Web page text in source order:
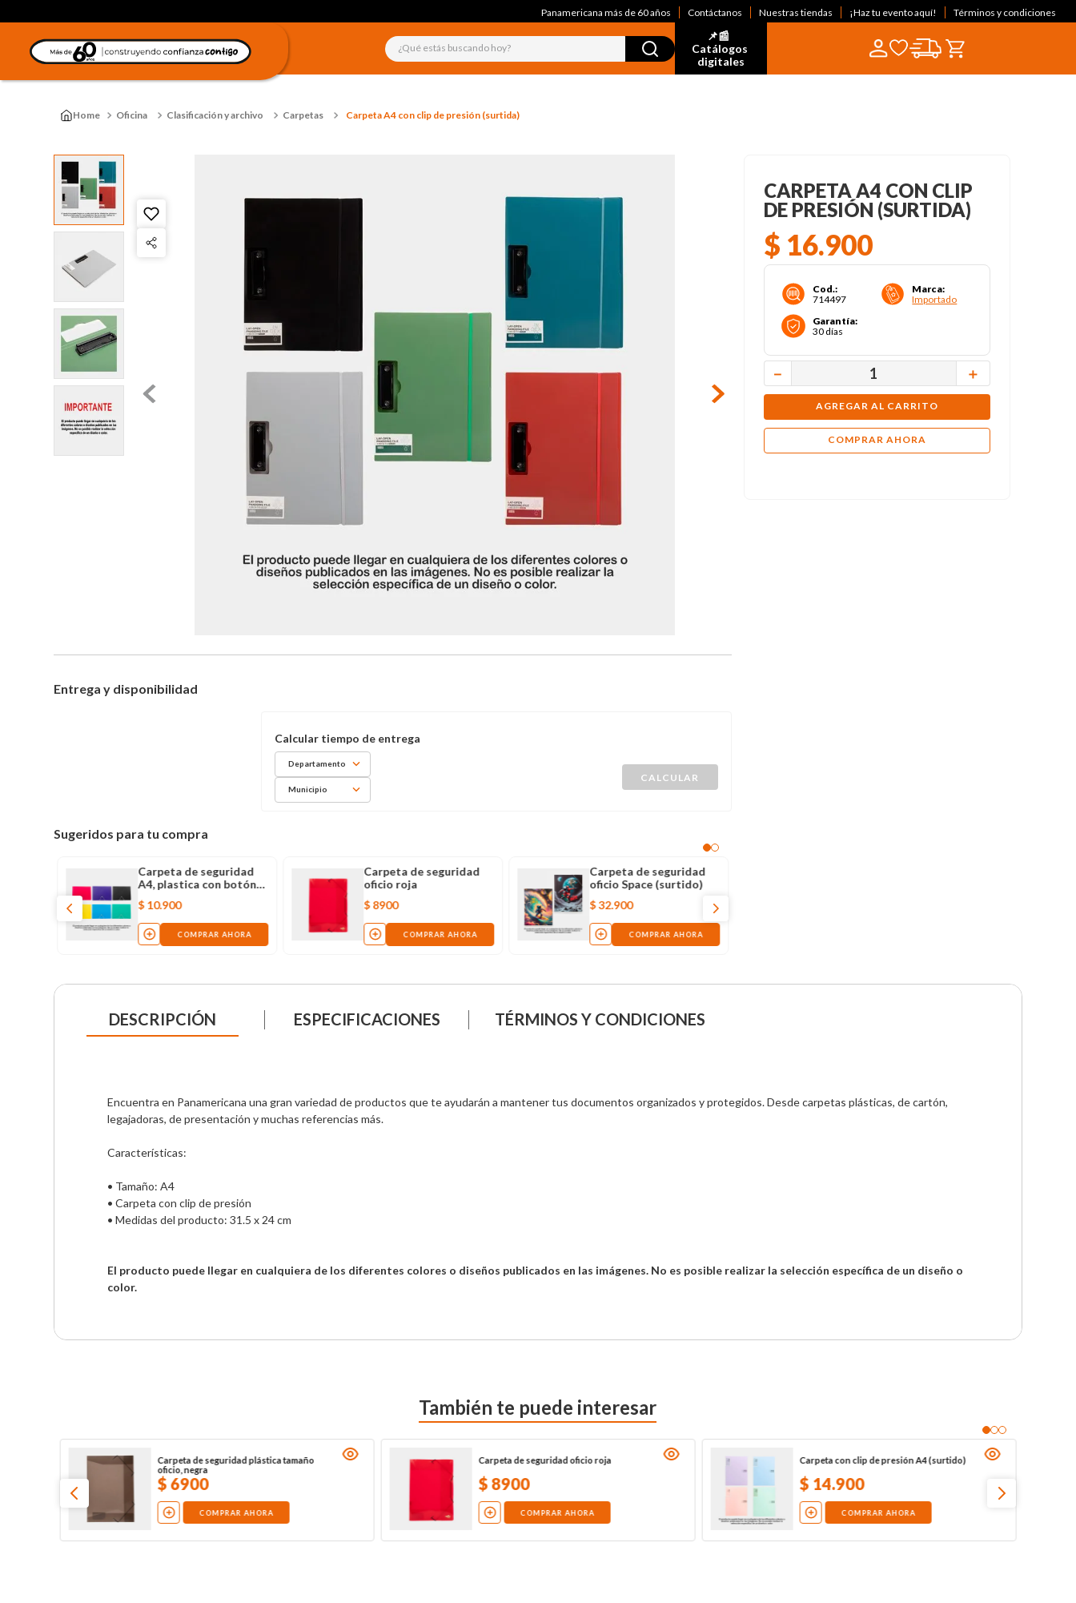
Panamericana más de 60 años Contáctanos Nuestras tiendas ¡Haz tu evento aquí! Términos y condiciones
¿Qué estás buscando hoy?
📌📰
Catálogos
digitales
Oficina Clasificación y archivo Carpetas Carpeta A4 con clip de presión (surtida)
Entrega y disponibilidad
Departamento
Municipio
Sugeridos para tu compra
Carpeta de seguridad
A4, plastica con botón
surtida
$ 10.900
COMPRAR AHORA
Carpeta de seguridad
oficio roja
$ 8900
COMPRAR AHORA
Carpeta de seguridad
oficio Space (surtido)
$32.900
COMPRAR AHORA
CARPETA A4 CON CLIP
DE PRESIÓN (SURTIDA)
$ 16.900
Cod.:
714497
Marca:
Importado
Garantía:
30 días
＋
－
AGREGAR AL CARRITO
COMPRAR AHORA
DESCRIPCIÓN ESPECIFICACIONES TÉRMINOS Y CONDICIONES
Encuentra en Panamericana una gran variedad de productos que te ayudarán a mantener tus documentos organizados y protegidos. Desde carpetas plásticas, de cartón,
legajadoras, de presentación y muchas referencias más.
Características:
• Tamaño: A4
• Carpeta con clip de presión
• Medidas del producto: 31.5 x 24 cm
El producto puede llegar en cualquiera de los diferentes colores o diseños publicados en las imágenes. No es posible realizar la selección específica de un diseño o
color.
También te puede interesar
Carpeta de seguridad plástica tamaño
oficio, negra
$6900
COMPRAR AHORA
Carpeta de seguridad oficio roja
$8900
COMPRAR AHORA
Carpeta con clip de presión A4 (surtido)
$ 14.900
COMPRAR AHORA